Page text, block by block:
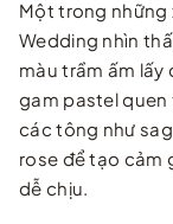
Một trong những
Wedding nhìn
màu trầm ấm lấy
gam pastel
các tông như
rose để tạo cảm
dễ chịu.